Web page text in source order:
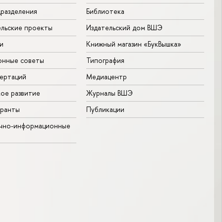
проекты
советы
развитие
информационные
Библиотека
Издательский дом ВШЭ
Книжный магазин «БукВышка»
Типография
Медиацентр
Журналы ВШЭ
Публикации